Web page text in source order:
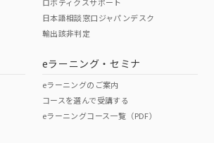
O
日本語相談窓口ジャパンデスク
輸出該非判定
eラーニング・セミナ
eラーニングのご案内
コースを選んで受講する
eラーニングコース一覧（PDF）